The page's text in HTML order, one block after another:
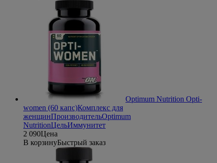
Optimum Nutrition Opti-
women (60 капс)Комплекс для
женщинПроизводительOptimum
NutritionЦельИммунитет
2 090Цена
В корзинуБыстрый заказ